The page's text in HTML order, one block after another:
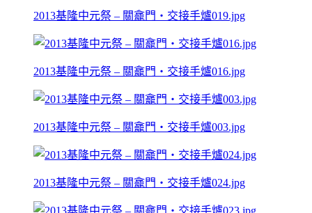
2013基隆中元祭 – 關龕門‧交接手爐019.jpg
2013基隆中元祭 – 關龕門‧交接手爐016.jpg
2013基隆中元祭 – 關龕門‧交接手爐003.jpg
2013基隆中元祭 – 關龕門‧交接手爐024.jpg